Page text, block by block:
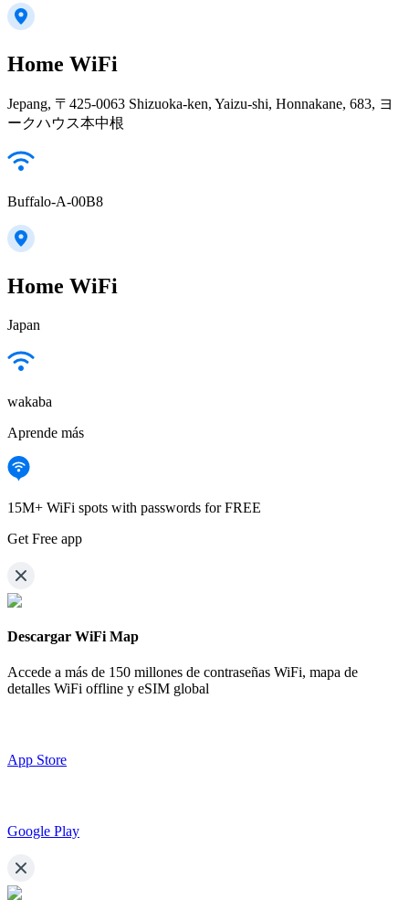
Home WiFi
Jepang, 〒425-0063 Shizuoka-ken, Yaizu-shi, Honnakane, 683, ヨ
ークハウス本中根
Buffalo-A-00B8
Home WiFi
Japan
wakaba
Aprende más
15M+ WiFi spots with passwords for FREE
Get Free app
Descargar WiFi Map
Accede a más de 150 millones de contraseñas WiFi, mapa de
detalles WiFi offline y eSIM global
App Store
Google Play